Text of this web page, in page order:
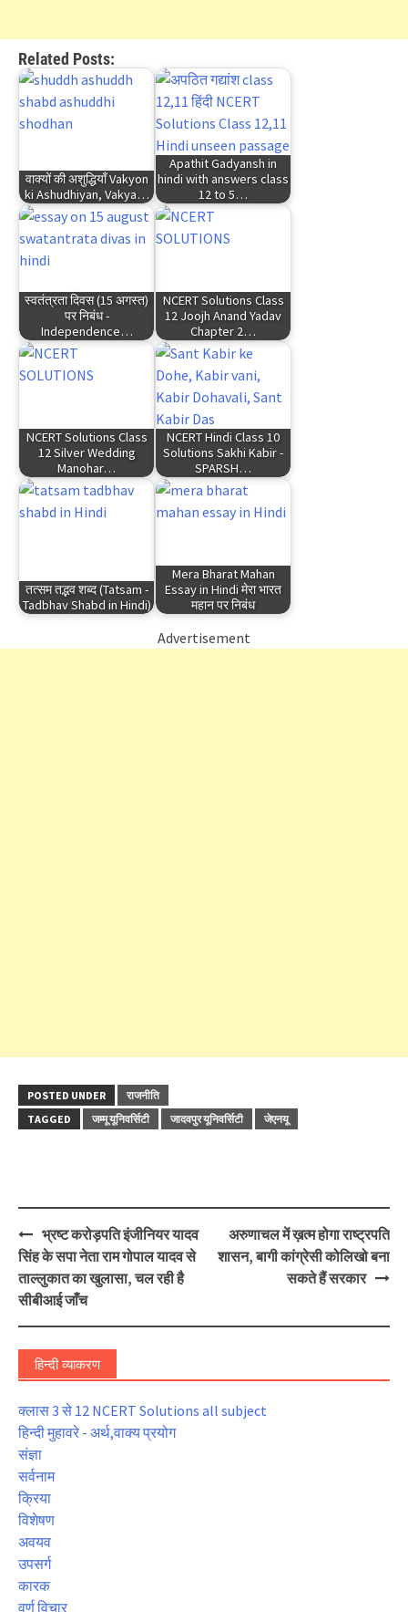
Related Posts:
वाक्यों की अशुद्धियाँ Vakyon
ki Ashudhiyan, Vakya…
Apathit Gadyansh in
hindi with answers class
12 to 5…
स्वतंत्रता दिवस (15 अगस्त)
पर निबंध -
Independence…
NCERT Solutions Class
12 Joojh Anand Yadav
Chapter 2…
NCERT Solutions Class
12 Silver Wedding
Manohar…
NCERT Hindi Class 10
Solutions Sakhi Kabir -
SPARSH…
तत्सम तद्भव शब्द (Tatsam -
Tadbhav Shabd in Hindi)
Mera Bharat Mahan
Essay in Hindi मेरा भारत
महान पर निबंध
Advertisement
POSTED UNDER
राजनीति
TAGGED
जम्मू यूनिवर्सिटी जादवपुर यूनिवर्सिटी जेएनयू
Post
navigation
भ्रष्ट करोड़पति इंजीनियर यादव
सिंह के सपा नेता राम गोपाल यादव से
ताल्लुकात का खुलासा, चल रही है
सीबीआई जाँच
अरुणाचल में ख़त्म होगा राष्ट्रपति
शासन, बागी कांग्रेसी कोलिखो बना
सकते हैं सरकार
हिन्दी व्याकरण
क्लास 3 से 12 NCERT Solutions all subject
हिन्दी मुहावरे - अर्थ,वाक्य प्रयोग
संज्ञा
सर्वनाम
क्रिया
विशेषण
अवयव
उपसर्ग
कारक
वर्ण विचार